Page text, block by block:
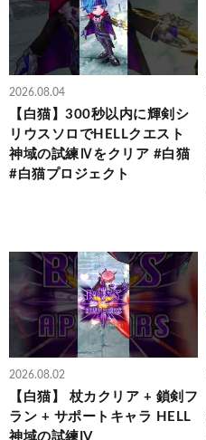
2026.08.04
【白猫】300秒以内に輝剣シ
リウスソロでHELLクエスト
神域の試練Ⅳをクリア #白猫
#白猫プロジェクト
2026.08.02
【白猫】 杖カクリア + 鎖剣フ
ラン + サポートキャラ HELL
神域の試練IV